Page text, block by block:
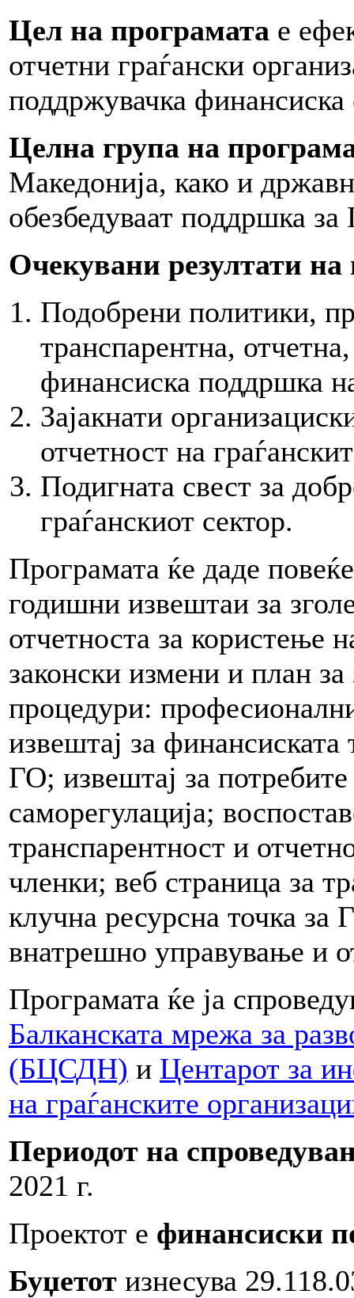
Цел на програмата е
отчетни граѓански
поддржувачка
Целнa групa на
Македонија, како и
обезбедуваат поддршка
Очекувани резултати на
Подобрени политики,
транспарентна,
финансиска поддршка
Зајакнати
отчетност на
Подигната свест за
граѓанскиот сектор.
Програмата ќе даде
годишни извештаи за
отчетноста за користење
законски измени и план
процедури:
извештај за
ГО; извештај за
саморегулација;
транспарентност и
членки; веб страница за
клучна ресурсна точка за
внатрешно управување и
Програмата ќе ја
Балканската мрежа за
(БЦСДН) и Центарот за
на граѓанските
Периодот на
2021 г.
Проектот е финансиски
Буџетот изнесува